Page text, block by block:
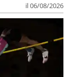
il 06/08/2026